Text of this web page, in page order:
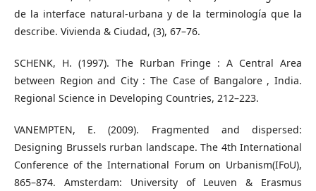
de la interface natural-urbana y de la terminología que la
describe. Vivienda & Ciudad, (3), 67–76.
SCHENK, H. (1997). The Rurban Fringe : A Central Area
between Region and City : The Case of Bangalore , India.
Regional Science in Developing Countries, 212–223.
VANEMPTEN, E. (2009). Fragmented and dispersed:
Designing Brussels rurban landscape. The 4th International
Conference of the International Forum on Urbanism(IFoU),
865–874. Amsterdam: University of Leuven & Erasmus